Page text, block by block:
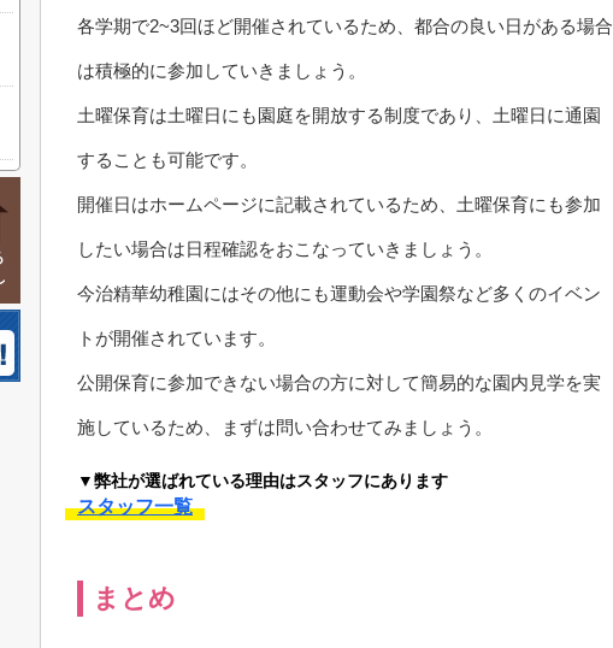
各学期で2~3回ほど開催されているため、都合の良い日がある場合
は積極的に参加していきましょう。
土曜保育は土曜日にも園庭を開放する制度であり、土曜日に通園
することも可能です。
開催日はホームページに記載されているため、土曜保育にも参加
したい場合は日程確認をおこなっていきましょう。
今治精華幼稚園にはその他にも運動会や学園祭など多くのイベン
トが開催されています。
公開保育に参加できない場合の方に対して簡易的な園内見学を実
施しているため、まずは問い合わせてみましょう。
▼弊社が選ばれている理由はスタッフにあります
スタッフ一覧
まとめ